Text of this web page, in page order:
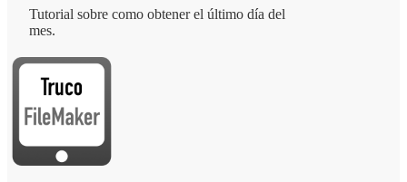
Tutorial sobre como obtener el último día del
mes.